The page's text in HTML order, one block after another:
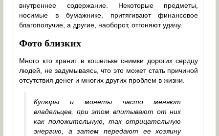
внутреннее содержание. Некоторые предметы,
носимые в бумажнике, притягивают финансовое
благополучие, а другие, наоборот, отгоняют удачу.
Фото близких
Много кто хранит в кошельке снимки дорогих сердцу
людей, не задумываясь, что это может стать причиной
отсутствия денег и многих других проблем в жизни.
Купюры и монеты часто меняют
владельцев, при этом впитывают от них
как положительную, так отрицательную
энергию, а затем передают ее хозяину